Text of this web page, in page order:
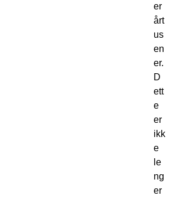
er
årt
us
en
er.
D
ett
e
er
ikk
e
le
ng
er